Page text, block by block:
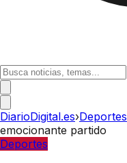
DiarioDigital.es›Deportes
emocionante partido
Deportes